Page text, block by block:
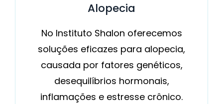
Alopecia
No Instituto Shalon oferecemos
soluções eficazes para alopecia,
causada por fatores genéticos,
desequilíbrios hormonais,
inflamações e estresse crônico.